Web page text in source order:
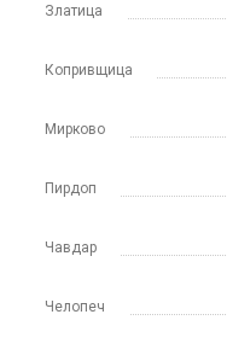
Златица
Копривщица
Мирково
Пирдоп
Чавдар
Челопеч